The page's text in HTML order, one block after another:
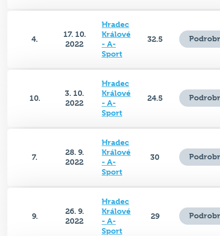
4.
17. 10.
2022
Hradec
Králové
- A-
Sport
32.5
10.
3. 10.
2022
Hradec
Králové
- A-
Sport
24.5
7.
28. 9.
2022
Hradec
Králové
- A-
Sport
30
9.
26. 9.
2022
Hradec
Králové
- A-
Sport
29